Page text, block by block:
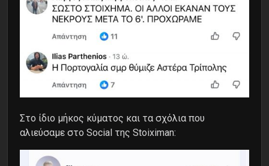
Στο ίδιο μήκος κύματος και τα σχόλια που
αλιεύσαμε στο Social της Stoiximan: